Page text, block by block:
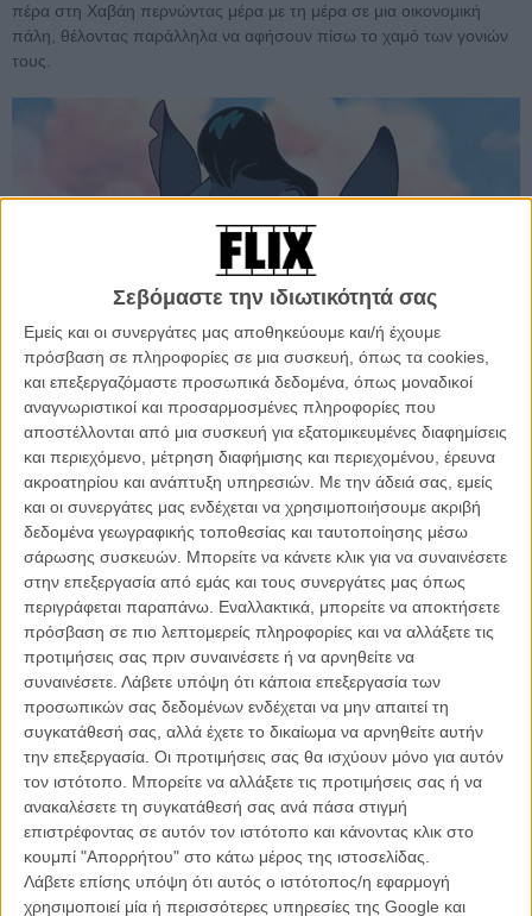
Σεβόμαστε την ιδιωτικότητά σας
Εμείς και οι συνεργάτες μας αποθηκεύουμε και/ή έχουμε
πρόσβαση σε πληροφορίες σε μια συσκευή, όπως τα cookies,
και επεξεργαζόμαστε προσωπικά δεδομένα, όπως μοναδικοί
αναγνωριστικοί και προσαρμοσμένες πληροφορίες που
αποστέλλονται από μια συσκευή για εξατομικευμένες διαφημίσεις
και περιεχόμενο, μέτρηση διαφήμισης και περιεχομένου, έρευνα
ακροατηρίου και ανάπτυξη υπηρεσιών. Με την άδειά σας, εμείς
και οι συνεργάτες μας ενδέχεται να χρησιμοποιήσουμε ακριβή
δεδομένα γεωγραφικής τοποθεσίας και ταυτοποίησης μέσω
σάρωσης συσκευών. Μπορείτε να κάνετε κλικ για να συναινέσετε
στην επεξεργασία από εμάς και τους συνεργάτες μας όπως
περιγράφεται παραπάνω. Εναλλακτικά, μπορείτε να αποκτήσετε
πρόσβαση σε πιο λεπτομερείς πληροφορίες και να αλλάξετε τις
προτιμήσεις σας πριν συναινέσετε ή να αρνηθείτε να
συναινέσετε. Λάβετε υπόψη ότι κάποια επεξεργασία των
προσωπικών σας δεδομένων ενδέχεται να μην απαιτεί τη
συγκατάθεσή σας, αλλά έχετε το δικαίωμα να αρνηθείτε αυτήν
την επεξεργασία. Οι προτιμήσεις σας θα ισχύουν μόνο για αυτόν
τον ιστότοπο. Μπορείτε να αλλάξετε τις προτιμήσεις σας ή να
ανακαλέσετε τη συγκατάθεσή σας ανά πάσα στιγμή
επιστρέφοντας σε αυτόν τον ιστότοπο και κάνοντας κλικ στο
κουμπί "Απορρήτου" στο κάτω μέρος της ιστοσελίδας.
Λάβετε επίσης υπόψη ότι αυτός ο ιστότοπος/η εφαρμογή
χρησιμοποιεί μία ή περισσότερες υπηρεσίες της Google και
πέρα στη Χαβάη περνώντας μέρα με τη μέρα σε μια οικονομική
πάλη, θέλοντας παράλληλα να αφήσουν πίσω το χαμό των γονιών
τους.
To καλοκαιρινό mixtape του Flix :
Το καλοκαιρινό mixtape του Flix #1 | Theme from A Summer
Place από το «A Summer Place»
Το καλοκαιρινό mixtape του Flix #2 | «California Dreamin’» από
το «Chungking Express»
Το καλοκαιρινό mixtape του Flix #3 | «Sealed With A Kiss» από
το «Lemon Popsicle»
Το καλοκαιρινό mixtape του Flix #4 | «Every Time» από το
«Spring Breakers»
Το καλοκαιρινό mixtape του Flix #5 | «Le Temps de L’ Amour»
από τον «Ερωτα του Φεγγαριού»
Το καλοκαιρινό mixtape του Flix #6 | «One Summer's Day» από
το «Ταξίδι στη Χώρα των Θαυμάτων»
Το καλοκαιρινό mixtape του Flix #7 | «Our Last Summer» από το
«Mamma Mia!»
Το καλοκαιρινό mixtape του Flix #8 | «In Summer» από το
«Ψυχρά κι Ανάποδα»
Το καλοκαιρινό mixtape του Flix #9 | «Against All Odds (Take a